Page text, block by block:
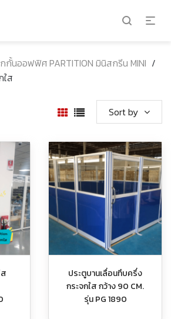
กั้นออฟฟิศ PARTITION มินิสกรีน MINI /
ส
Sort by
ประตูบานเลื่อนทึบครึ่ง
กระจกใส กว้าง 90 CM.
รุ่น PG 1890